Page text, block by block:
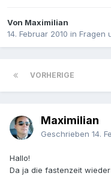
Von Maximilian
14. Februar 2010 in Fragen
VORHERIGE
Maximilian
Geschrieben 14.
Hallo!
Da ja die fastenzeit